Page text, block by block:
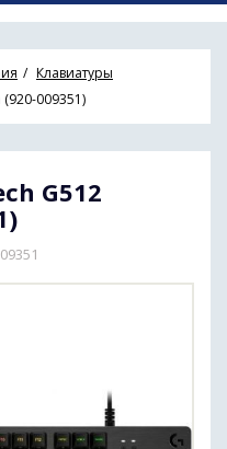
Клавиатуры
009351)
G512